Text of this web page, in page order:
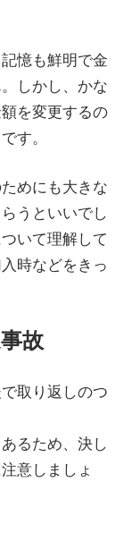
憶も鮮明で金
しかし、かな
を変更するの
す。
めにも大きな
うといいでし
いて理解して
時などをきっ
故
取り返しのつ
るため、決し
意しましょ